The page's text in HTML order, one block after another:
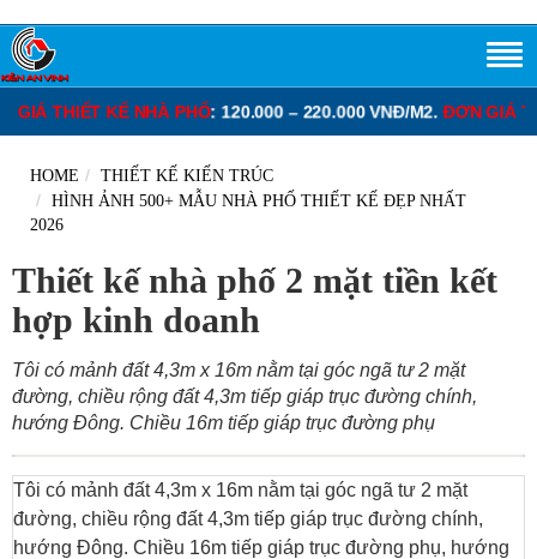
PHỐ: 120.000 – 220.000 VNĐ/M2. ĐƠN GIÁ THIẾT KẾ BIỆT
HOME
THIẾT KẾ KIẾN TRÚC
HÌNH ẢNH 500+ MẪU NHÀ PHỐ THIẾT KẾ ĐẸP NHẤT
2026
Thiết kế nhà phố 2 mặt tiền kết
hợp kinh doanh
Tôi có mảnh đất 4,3m x 16m nằm tại góc ngã tư 2 mặt
đường, chiều rộng đất 4,3m tiếp giáp trục đường chính,
hướng Đông. Chiều 16m tiếp giáp trục đường phụ
Tôi có mảnh đất 4,3m x 16m nằm tại góc ngã tư 2 mặt
đường, chiều rộng đất 4,3m tiếp giáp trục đường chính,
hướng Đông. Chiều 16m tiếp giáp trục đường phụ, hướng